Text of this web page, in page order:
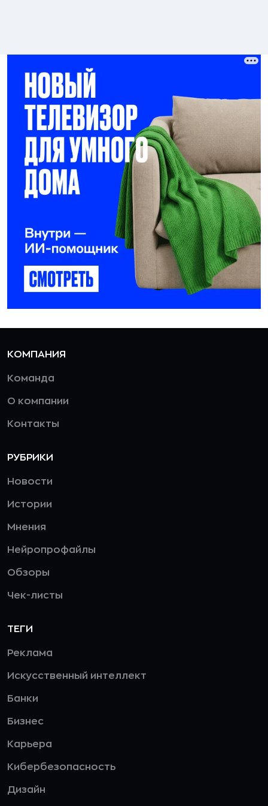
КОМПАНИЯ
Команда
О компании
Контакты
РУБРИКИ
Новости
Истории
Мнения
Нейропрофайлы
Обзоры
Чек-листы
ТЕГИ
Реклама
Искусственный интеллект
Банки
Бизнес
Карьера
Кибербезопасность
Дизайн